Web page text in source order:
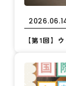
【第1回】